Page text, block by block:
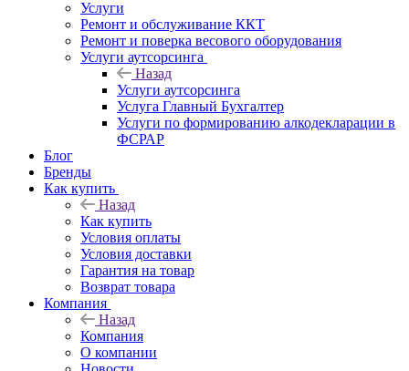
Услуги
Ремонт и обслуживание ККТ
Ремонт и поверка весового оборудования
Услуги аутсорсинга
Назад
Услуги аутсорсинга
Услуга Главный Бухгалтер
Услуги по формированию алкодекларации в
ФСРАР
Блог
Бренды
Как купить
Назад
Как купить
Условия оплаты
Условия доставки
Гарантия на товар
Возврат товара
Компания
Назад
Компания
О компании